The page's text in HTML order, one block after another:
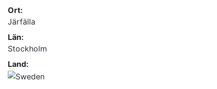
Ort:
Järfälla
Län:
Stockholm
Land: